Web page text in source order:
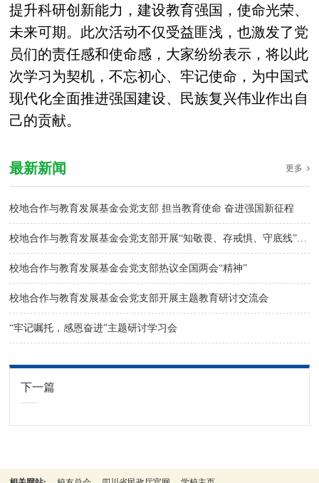
提升科研创新能力，建设教育强国，使命光荣、
未来可期。此次活动不仅受益匪浅，也激发了党
员们的责任感和使命感，大家纷纷表示，将以此
次学习为契机，不忘初心、牢记使命，为中国式
现代化全面推进强国建设、民族复兴伟业作出自
己的贡献。
最新新闻 更多
校地合作与教育发展基金会党支部 担当教育使命 奋进强国新征程
校地合作与教育发展基金会党支部开展“知敬畏、存戒惧、守底线”交流研讨
校地合作与教育发展基金会党支部热议全国两会“精神”
校地合作与教育发展基金会党支部开展主题教育研讨交流会
“牢记嘱托，感恩奋进”主题研讨学习会
下一篇